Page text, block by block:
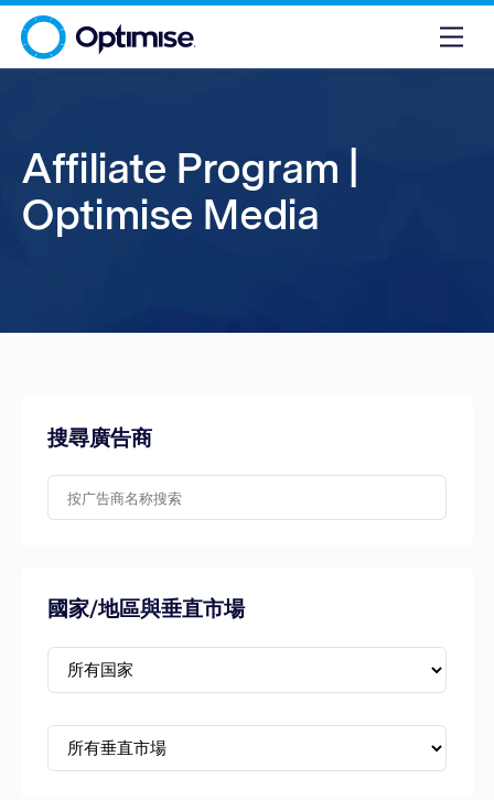
Affiliate Program |
Optimise Media
搜尋廣告商
國家/地區與垂直市場